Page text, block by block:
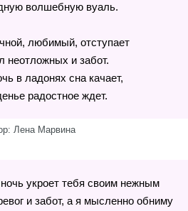
волшебную вуаль.
любимый, отступает
неотложных и забот.
в ладонях сна качает,
радостное ждет.
Лена Марвина
укроет тебя своим нежным
и забот, а я мысленно обниму